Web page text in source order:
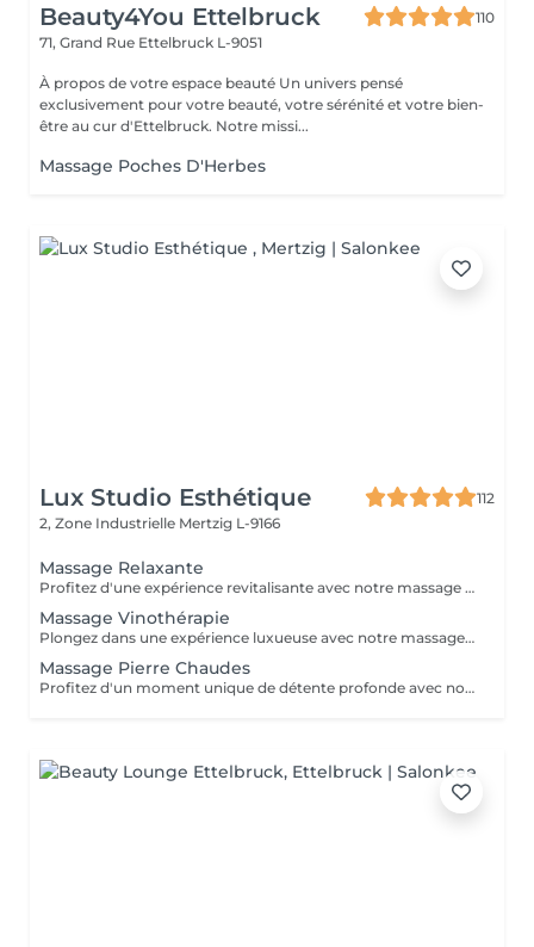
Beauty4You Ettelbruck
110
71, Grand Rue Ettelbruck L-9051
À propos de votre espace beauté Un univers pensé
exclusivement pour votre beauté, votre sérénité et votre bien-
être au cur d'Ettelbruck. Notre missi...
Massage Poches D'Herbes
Lux Studio Esthétique
112
2, Zone Industrielle Mertzig L-9166
Massage Relaxante
Profitez d'une expérience revitalisante avec notre massage relaxant de 40, 60 ou 90 minutes. Nos esthéticiennes utiliseront des techniques douces pour soulager les tensions musculaires, procurant une sensation de tranquillité. Le temps de préparation et d'installation de la cliente est inclus dans la période choisie, garantissant que chaque minute soit consacrée à votre bien-être. Profitez de ce moment pour rajeunir corps et esprit.
Massage Vinothérapie
Plongez dans une expérience luxueuse avec notre massage Vinothérapie de 40, 60 ou 90 minutes. Nos Esthetcienne experts utiliseront des techniques spécifiques, combinant les bienfaits du raisin pour apaiser vos muscles et offrir une sensation de détente profonde. Le temps de préparation et d'installation de la cliente est inclus dans la durée sélectionnée, garantissant une expérience dédiée à votre bien-être. Laissez-vous emporter par ce moment de délice, revitalisant à la fois votre corps et votre esprit.
Massage Pierre Chaudes
Profitez d'un moment unique de détente profonde avec notre massage aux pierres chaudes, disponible en séances de 60 ou 90 minutes. Nos esthéticiennes spécialisées appliquent des pierres de basalte chauffées stratégiquement le long du corps, en combinant des mouvements doux et des techniques traditionnelles de massage. La chaleur des pierres pénètre profondément dans les muscles, favorisant la détente et le soulagement des tensions. En plus des bienfaits physiques, tels que l'amélioration de la circulation sanguine et le soulagement des douleurs musculaires, la thérapie contribue à l'équilibre mental en réduisant le stress et l'anxiété. La combinaison unique de chaleur et de massage offre une expérience thérapeutique complète, revitalisant à la fois le corps et l'esprit. Laissez-vous envelopper par la chaleur réconfortante des pierres et embarquez pour un voyage vers le bien-être total. Le temps de préparation et d'installation de la cliente est inclus dans la période choisie, garantissant que chaque minute soit dédiée à votre bien-être.